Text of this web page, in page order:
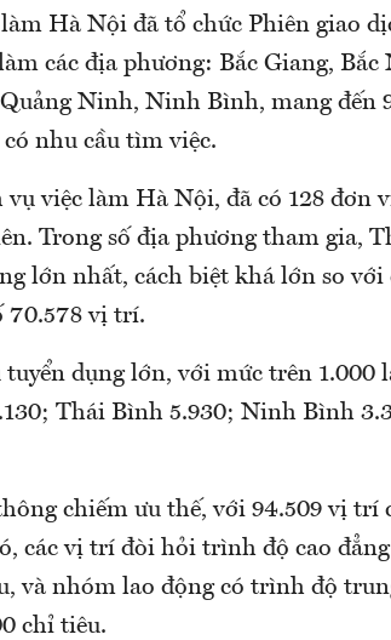
Hà Nội đã tổ chức Phiên giao
các địa phương: Bắc Giang, Bắc
Ninh, Ninh Bình, mang đến
nhu cầu tìm việc.
việc làm Hà Nội, đã có 128 đơn
Trong số địa phương tham gia,
lớn nhất, cách biệt khá lớn so với
70.578 vị trí.
dụng lớn, với mức trên 1.000
Thái Bình 5.930; Ninh Bình
chiếm ưu thế, với 94.509 vị trí
các vị trí đòi hỏi trình độ cao
và nhóm lao động có trình độ
chỉ tiêu.